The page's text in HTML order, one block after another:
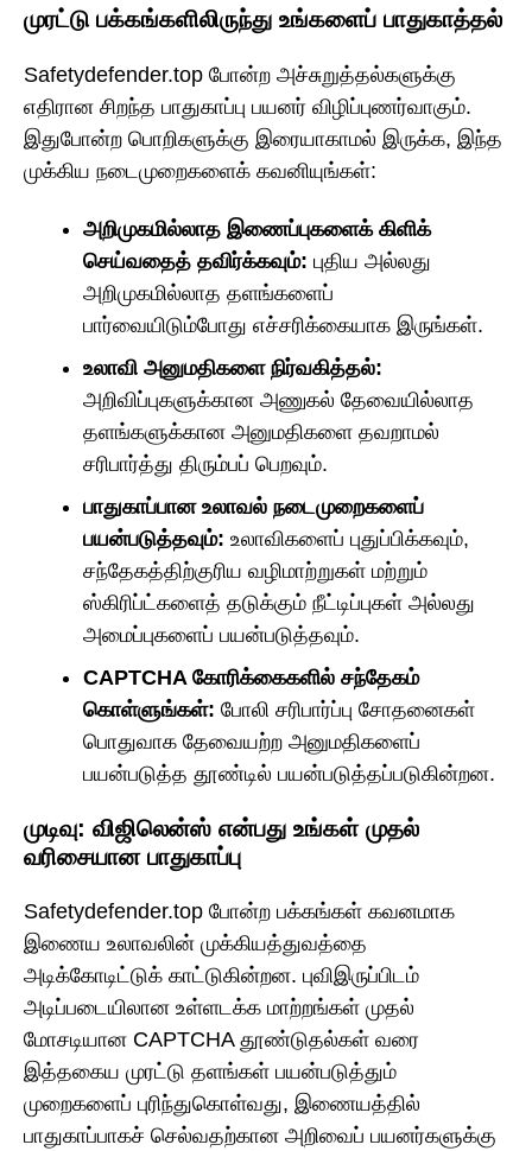
முரட்டு பக்கங்களிலிருந்து உங்களைப் பாதுகாத்தல்
Safetydefender.top போன்ற அச்சுறுத்தல்களுக்கு
எதிரான சிறந்த பாதுகாப்பு பயனர் விழிப்புணர்வாகும்.
இதுபோன்ற பொறிகளுக்கு இரையாகாமல் இருக்க, இந்த
முக்கிய நடைமுறைகளைக் கவனியுங்கள்:
அறிமுகமில்லாத இணைப்புகளைக் கிளிக்
செய்வதைத் தவிர்க்கவும்: புதிய அல்லது
அறிமுகமில்லாத தளங்களைப்
பார்வையிடும்போது எச்சரிக்கையாக இருங்கள்.
உலாவி அனுமதிகளை நிர்வகித்தல்:
அறிவிப்புகளுக்கான அணுகல் தேவையில்லாத
தளங்களுக்கான அனுமதிகளை தவறாமல்
சரிபார்த்து திரும்பப் பெறவும்.
பாதுகாப்பான உலாவல் நடைமுறைகளைப்
பயன்படுத்தவும்: உலாவிகளைப் புதுப்பிக்கவும்,
சந்தேகத்திற்குரிய வழிமாற்றுகள் மற்றும்
ஸ்கிரிப்ட்களைத் தடுக்கும் நீட்டிப்புகள் அல்லது
அமைப்புகளைப் பயன்படுத்தவும்.
CAPTCHA கோரிக்கைகளில் சந்தேகம்
கொள்ளுங்கள்: போலி சரிபார்ப்பு சோதனைகள்
பொதுவாக தேவையற்ற அனுமதிகளைப்
பயன்படுத்த தூண்டில் பயன்படுத்தப்படுகின்றன.
முடிவு: விஜிலென்ஸ் என்பது உங்கள் முதல்
வரிசையான பாதுகாப்பு
Safetydefender.top போன்ற பக்கங்கள் கவனமாக
இணைய உலாவலின் முக்கியத்துவத்தை
அடிக்கோடிட்டுக் காட்டுகின்றன. புவிஇருப்பிடம்
அடிப்படையிலான உள்ளடக்க மாற்றங்கள் முதல்
மோசடியான CAPTCHA தூண்டுதல்கள் வரை
இத்தகைய முரட்டு தளங்கள் பயன்படுத்தும்
முறைகளைப் புரிந்துகொள்வது, இணையத்தில்
பாதுகாப்பாகச் செல்வதற்கான அறிவைப் பயனர்களுக்கு